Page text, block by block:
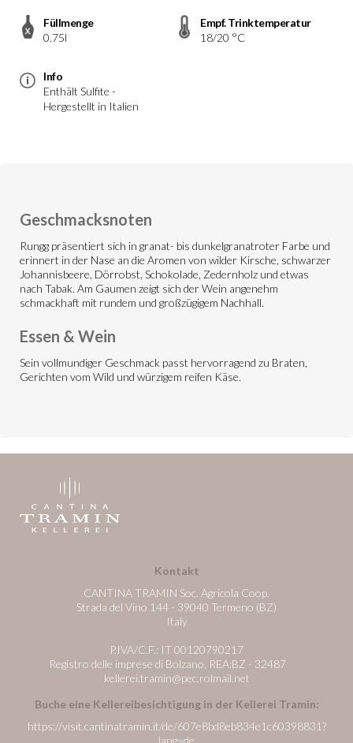
Füllmenge
0.75l
Empf. Trinktemperatur
18/20 °C
Info
Enthält Sulfite -
Hergestellt in Italien
Geschmacksnoten
Rungg präsentiert sich in granat- bis dunkelgranatroter Farbe und
erinnert in der Nase an die Aromen von wilder Kirsche, schwarzer
Johannisbeere, Dörrobst, Schokolade, Zedernholz und etwas
nach Tabak. Am Gaumen zeigt sich der Wein angenehm
schmackhaft mit rundem und großzügigem Nachhall.
Essen & Wein
Sein vollmundiger Geschmack passt hervorragend zu Braten,
Gerichten vom Wild und würzigem reifen Käse.
Kontakt
CANTINA TRAMIN Soc. Agricola Coop.
Strada del Vino 144 - 39040 Termeno (BZ)
Italy
P.IVA/C.F.: IT 00120790217
Registro delle imprese di Bolzano, REA:BZ - 32487
kellerei.tramin@pec.rolmail.net
Buche eine Kellereibesichtigung in der Kellerei Tramin:
https://visit.cantinatramin.it/de/607e8bd8eb834e1c60398831?
lang=de